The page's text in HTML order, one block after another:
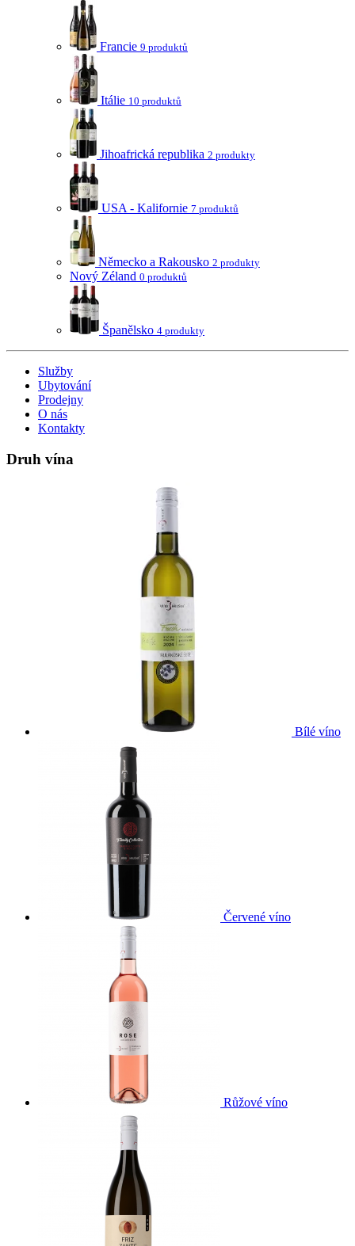
Francie 9 produktů
Itálie 10 produktů
Jihoafrická republika 2 produkty
USA - Kalifornie 7 produktů
Německo a Rakousko 2 produkty
Nový Zéland 0 produktů
Španělsko 4 produkty
Služby
Ubytování
Prodejny
O nás
Kontakty
Druh vína
Bílé víno
Červené víno
Růžové víno